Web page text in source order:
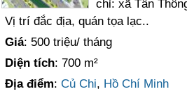
chỉ: xã Tân
Vị trí đắc địa, quán tọa lạc..
Giá: 500 triệu/ tháng
Diện tích: 700 m²
Địa điểm:Củ Chi, Hồ Chí Minh